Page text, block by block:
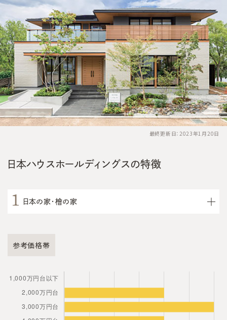
最終更新日：2023年1月20日
日本ハウスホールディングスの特徴
日本の家・檜の家
参考価格帯